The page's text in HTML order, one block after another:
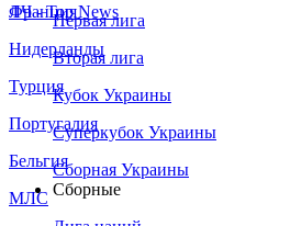
Франция
Нидерланды
Турция
Португалия
Бельгия
МЛС
ЛЧ - Top News
Первая лига
Вторая лига
Кубок Украины
Суперкубок Украины
Сборная Украины
Сборные